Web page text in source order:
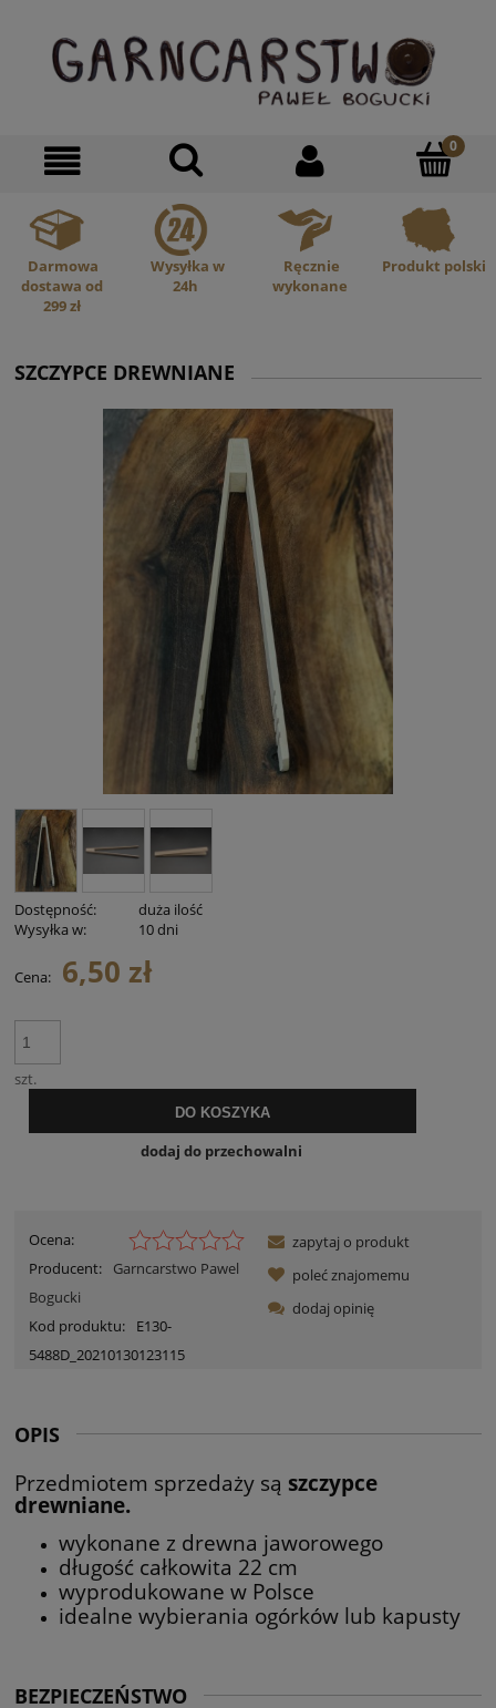
Darmowa
dostawa od
299 zł
Wysyłka w
24h
Ręcznie
wykonane
Produkt polski
SZCZYPCE DREWNIANE
Dostępność:
duża ilość
Wysyłka w:
10 dni
Cena: 6,50 zł
szt.
DO KOSZYKA
dodaj do przechowalni
Ocena:
Producent:
Garncarstwo Pawel
Bogucki
Kod produktu:
E130-
5488D_20210130123115
zapytaj o produkt
poleć znajomemu
dodaj opinię
OPIS
Przedmiotem sprzedaży są szczypce
drewniane.
wykonane z drewna jaworowego
długość całkowita 22 cm
wyprodukowane w Polsce
idealne wybierania ogórków lub kapusty
BEZPIECZEŃSTWO